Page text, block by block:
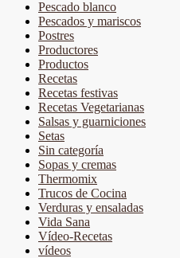
Pescado blanco
Pescados y mariscos
Postres
Productores
Productos
Recetas
Recetas festivas
Recetas Vegetarianas
Salsas y guarniciones
Setas
Sin categoría
Sopas y cremas
Thermomix
Trucos de Cocina
Verduras y ensaladas
Vida Sana
Vídeo-Recetas
vídeos